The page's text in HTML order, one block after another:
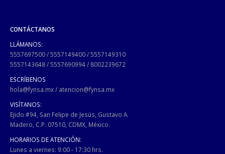
CONTÁCTANOS
LLÁMANOS:
5557697500/5557149400/5557149310
5557143648/5557690994/ 8002239672
ESCRÍBENOS
hola@fynsa.mx/ atencion@fynsa.mx
VISÍTANOS:
Ejido #94, San Felipe de Jesús, Gustavo A.
Madero, C.P. 07510, CDMX, México.
HORARIOS DE ATENCIÓN:
Lunes a viernes: 9:00 - 17:30 hrs.